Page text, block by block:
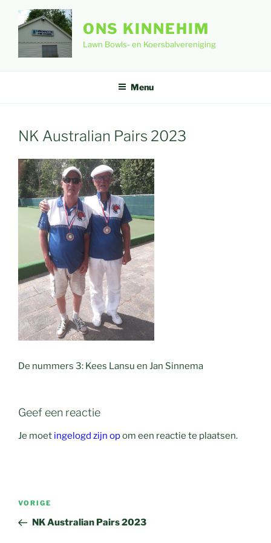
inhoud
ONS KINNEHIM
Lawn Bowls- en Koersbalvereniging
Menu
NK Australian Pairs 2023
De nummers 3: Kees Lansu en Jan Sinnema
Geef een reactie
Je moet ingelogd zijn opom een reactie te plaatsen.
Bericht
Vorig
bericht
VORIGE
NK Australian Pairs 2023